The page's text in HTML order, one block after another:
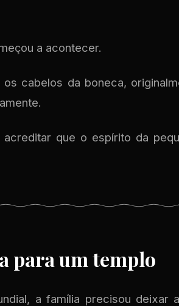
a acontecer.
cabelos da boneca,
que o espírito da
para um templo
a família precisou